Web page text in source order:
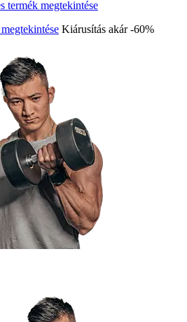
Kiárusítás akár -60%